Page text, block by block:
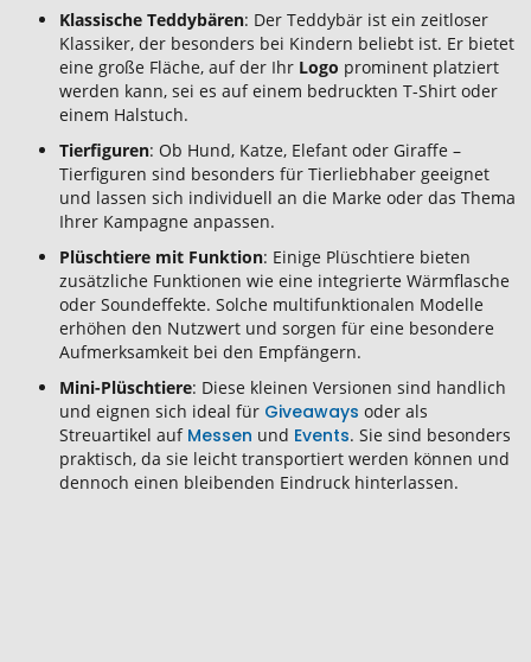
Klassische Teddybären: Der Teddybär ist ein zeitloser
Klassiker, der besonders bei Kindern beliebt ist. Er bietet
eine große Fläche, auf der Ihr Logo prominent platziert
werden kann, sei es auf einem bedruckten T-Shirt oder
einem Halstuch.
Tierfiguren: Ob Hund, Katze, Elefant oder Giraffe –
Tierfiguren sind besonders für Tierliebhaber geeignet
und lassen sich individuell an die Marke oder das Thema
Ihrer Kampagne anpassen.
Plüschtiere mit Funktion: Einige Plüschtiere bieten
zusätzliche Funktionen wie eine integrierte Wärmflasche
oder Soundeffekte. Solche multifunktionalen Modelle
erhöhen den Nutzwert und sorgen für eine besondere
Aufmerksamkeit bei den Empfängern.
Mini-Plüschtiere: Diese kleinen Versionen sind handlich
und eignen sich ideal für Giveaways oder als
Streuartikel auf Messen und Events. Sie sind besonders
praktisch, da sie leicht transportiert werden können und
dennoch einen bleibenden Eindruck hinterlassen.